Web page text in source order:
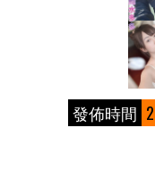
發佈時間